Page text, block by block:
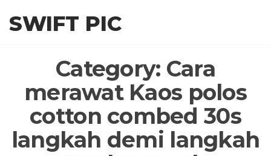
SWIFT PIC
Category: Cara
merawat Kaos polos
cotton combed 30s
langkah demi langkah